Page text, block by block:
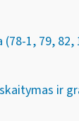
1, 79, 82,
ir